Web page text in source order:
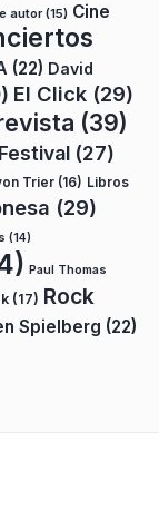
autor(15) Cine
(22) David
El Click (29)
(39)
Festival (27)
Trier (16) Libros
(29)
(14)
Paul Thomas
(17) Rock
Spielberg (22)